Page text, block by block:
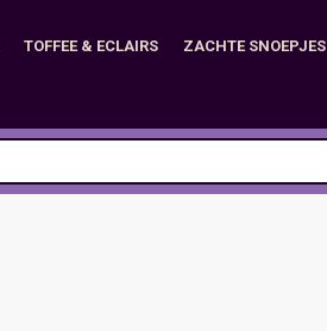
TOFFEE & ECLAIRS ZACHTE SNOEPJES